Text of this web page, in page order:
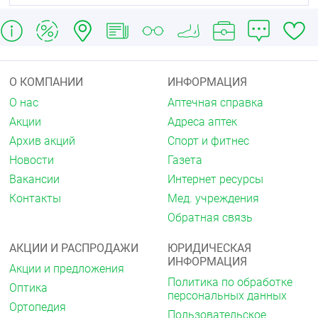
Код товара 1000086230
Страна-производитель Россия
Вес упаковки 0,05 кг
О КОМПАНИИ
О нас
Акции
Архив акций
Новости
Вакансии
Контакты
ИНФОРМАЦИЯ
Аптечная справка
Адреса аптек
Спорт и фитнес
Газета
Интернет ресурсы
Мед. учреждения
Обратная связь
АКЦИИ И РАСПРОДАЖИ
Акции и предложения
Оптика
Ортопедия
ЮРИДИЧЕСКАЯ
ИНФОРМАЦИЯ
Политика по обработке
персональных данных
Пользовательское